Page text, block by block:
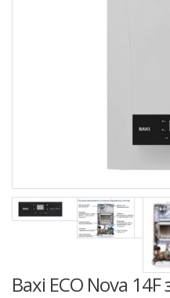
Baxi ECO Nova 14F